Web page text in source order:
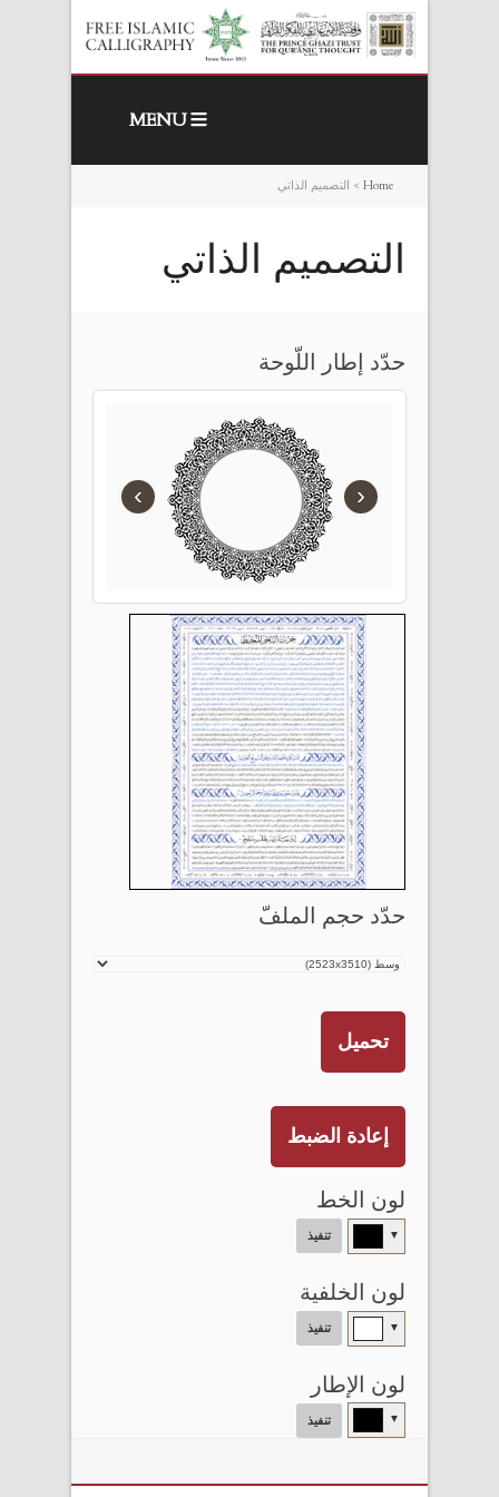
MENU
Home
> التصميم الذاتي
التصميم الذاتي
حدّد إطار اللّوحة
› ‹
حدّد حجم الملفّ
تحميل
إعادة الضبط
لون الخط
▼ تنفيذ
لون الخلفية
▼ تنفيذ
لون الإطار
▼ تنفيذ